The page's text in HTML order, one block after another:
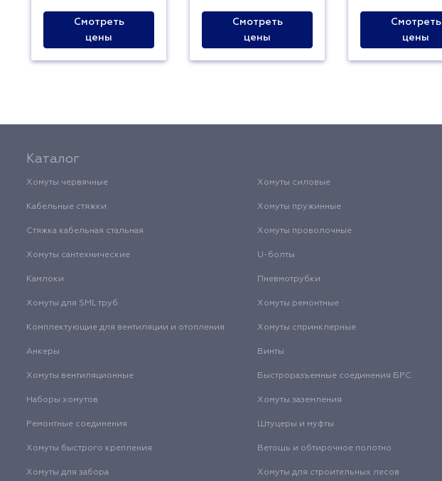
Смотреть
цены
Смотреть
цены
Смотреть
цены
Каталог
Хомуты червячные Хомуты силовые
Кабельные стяжки Хомуты пружинные
Стяжка кабельная стальная Хомуты проволочные
Хомуты сантехнические U-болты
Камлоки Пневмотрубки
Хомуты для SML труб Хомуты ремонтные
Комплектующие для вентиляции и отопления Хомуты спринклерные
Анкеры Винты
Хомуты вентиляционные Быстроразъемные соединения БРС
Наборы хомутов Хомуты заземления
Ремонтные соединения Штуцеры и муфты
Хомуты быстрого крепления Ветошь и обтирочное полотно
Хомуты для забора Хомуты для строительных лесов